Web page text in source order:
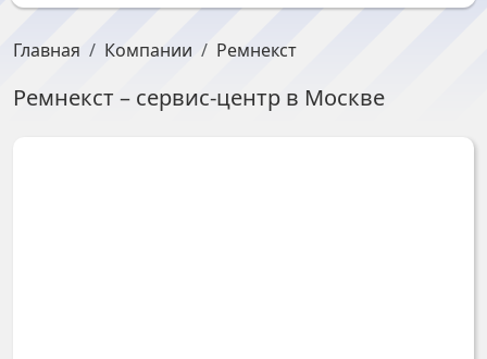
Главная Компании Ремнекст
Ремнекст – сервис-центр в Москве